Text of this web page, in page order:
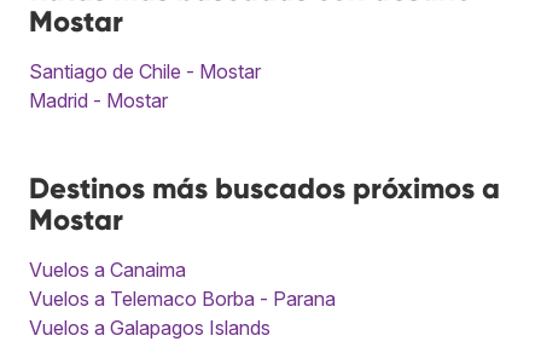
Mostar
Santiago de Chile - Mostar
Madrid - Mostar
Destinos más buscados próximos a
Mostar
Vuelos a Canaima
Vuelos a Telemaco Borba - Parana
Vuelos a Galapagos Islands